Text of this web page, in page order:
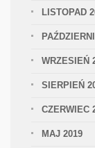
LISTOPAD
WRZESIEŃ
SIERPIEŃ
CZERWIEC
MAJ 2019